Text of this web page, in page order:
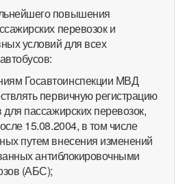
повышения
перевозок и
условий для всех
Госавтоинспекции МВД
первичную регистрацию
пассажирских перевозок,
15.08.2004, в том числе
путем внесения изменений
антиблокировочными
(АБС);